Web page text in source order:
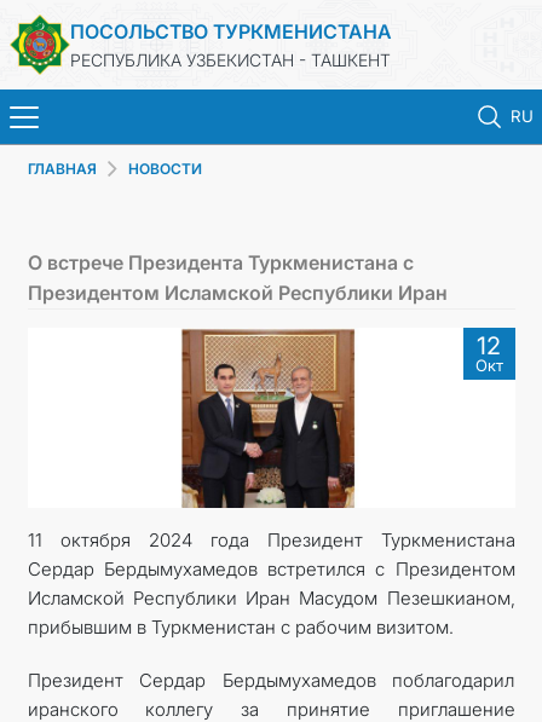
ПОСОЛЬСТВО ТУРКМЕНИСТАНА
РЕСПУБЛИКА УЗБЕКИСТАН - ТАШКЕНТ
RU
ТУРКМЕНИСТАН
КОНСУЛЬСКИЕ УСЛУГИ
МИД
КОНТАКТНЫЕ ДАННЫЕ
ГЛАВНАЯ НОВОСТИ
О встрече Президента Туркменистана с
Президентом Исламской Республики Иран
12
Окт
11 октября 2024 года Президент Туркменистана
Сердар Бердымухамедов встретился с Президентом
Исламской Республики Иран Масудом Пезешкианом,
прибывшим в Туркменистан с рабочим визитом.
Президент Сердар Бердымухамедов поблагодарил
иранского коллегу за принятие приглашение